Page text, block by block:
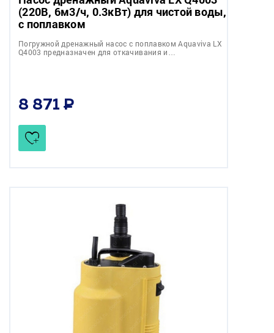
(220В, 6м3/ч, 0.3кВт) для чистой воды,
с поплавком
Погружной дренажный насос с поплавком Aquaviva LX
Q4003 предназначен для откачивания и…
8 871